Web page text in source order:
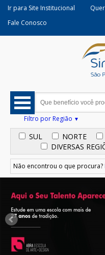
Ir para Site Institucional
Fale Conosco
Filtro por Região
SUL NORTE
DIVERSAS
Não encontrou o que procura?